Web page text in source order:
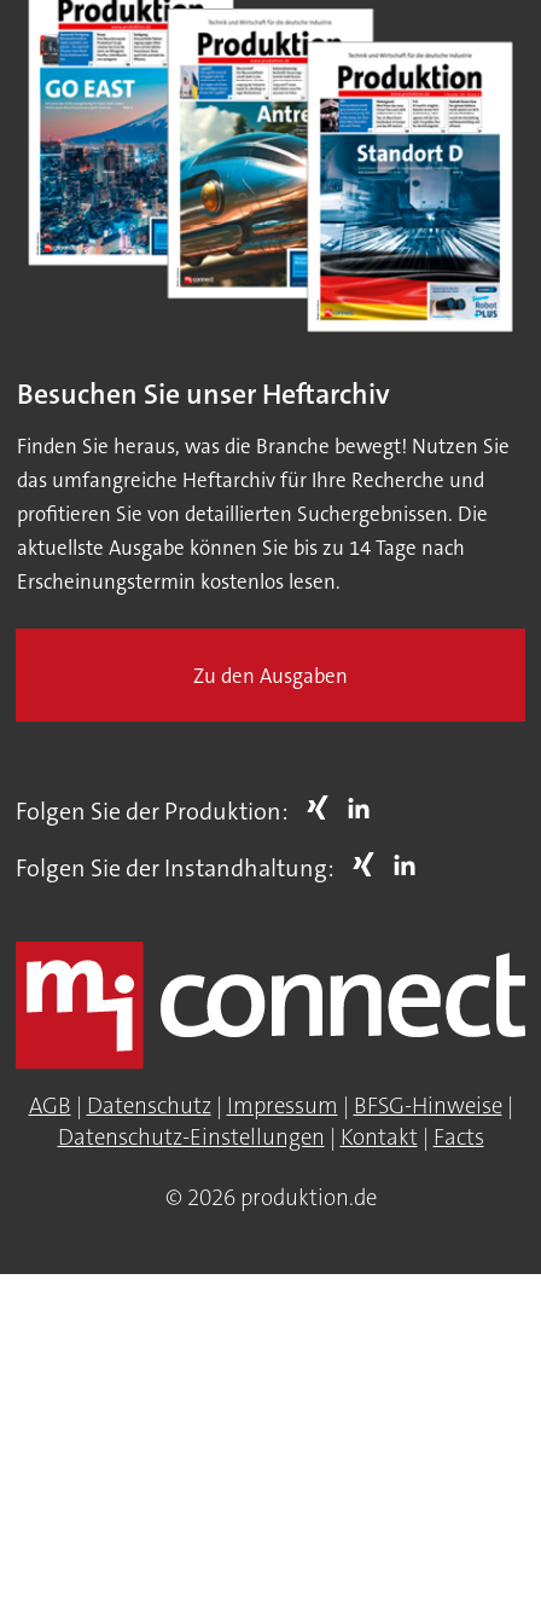
Besuchen Sie unser Heftarchiv
Finden Sie heraus, was die Branche bewegt! Nutzen Sie
das umfangreiche Heftarchiv für Ihre Recherche und
profitieren Sie von detaillierten Suchergebnissen. Die
aktuellste Ausgabe können Sie bis zu 14 Tage nach
Erscheinungstermin kostenlos lesen.
Zu den Ausgaben
Folgen Sie der Produktion:
Folgen Sie der Instandhaltung:
AGB | Datenschutz| Impressum | BFSG-Hinweise|
Datenschutz-Einstellungen | Kontakt| Facts
© 2026 produktion.de